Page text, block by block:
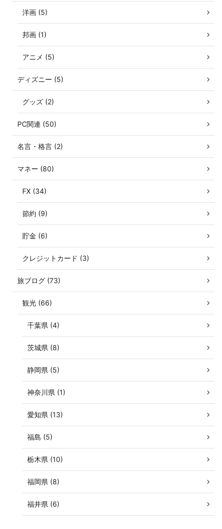
洋画 (5)
邦画 (1)
アニメ (5)
ディズニー (5)
グッズ (2)
PC関連 (50)
名言・格言 (2)
マネー (80)
FX (34)
節約 (9)
貯金 (6)
クレジットカード (3)
旅ブログ (73)
観光 (66)
千葉県 (4)
茨城県 (8)
静岡県 (5)
神奈川県 (1)
愛知県 (13)
福島 (5)
栃木県 (10)
福岡県 (8)
福井県 (6)